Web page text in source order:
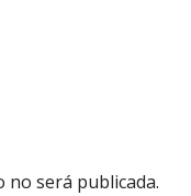
no será publicada.